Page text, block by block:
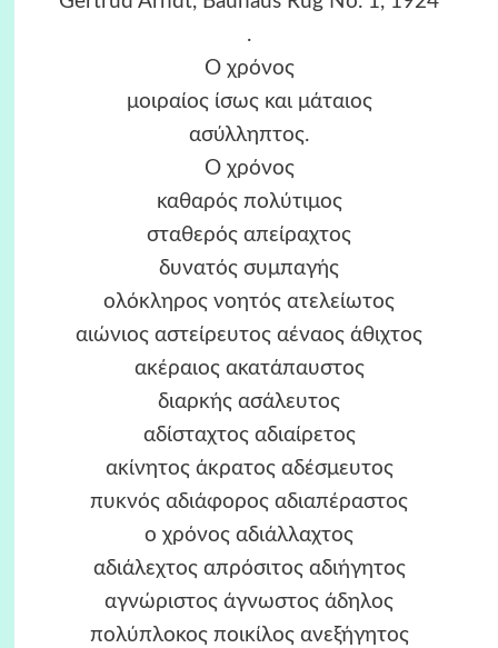
.
Ο χρόνος
μοιραίος ίσως και μάταιος
ασύλληπτος.
Ο χρόνος
καθαρός πολύτιμος
σταθερός απείραχτος
δυνατός συμπαγής
ολόκληρος νοητός ατελείωτος
αιώνιος αστείρευτος αέναος άθιχτος
ακέραιος ακατάπαυστος
διαρκής ασάλευτος
αδίσταχτος αδιαίρετος
ακίνητος άκρατος αδέσμευτος
πυκνός αδιάφορος αδιαπέραστος
ο χρόνος αδιάλλαχτος
αδιάλεχτος απρόσιτος αδιήγητος
αγνώριστος άγνωστος άδηλος
πολύπλοκος ποικίλος ανεξήγητος